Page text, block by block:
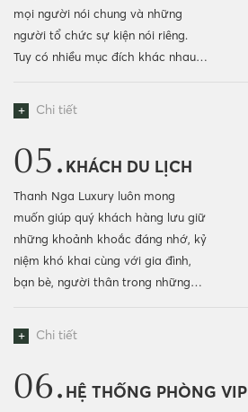
mọi người nói chung và những
người tổ chức sự kiện nói riêng.
Tuy có nhiều mục đích khác nhau
+ Chi tiết
05. KHÁCH DU LỊCH
Thanh Nga Luxury luôn mong
muốn giúp quý khách hàng lưu giữ
những khoảnh khoắc đáng nhớ, kỷ
niệm khó khai cùng với gia đình,
bạn bè, người thân trong những
+ Chi tiết
06. HỆ THỐNG PHÒNG VIP